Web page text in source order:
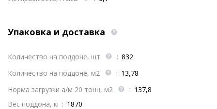
Упаковка и доставка
Количество на поддоне, шт : 832
Количество на поддоне, м2
: 13,78
Норма загрузки а/м 20 тонн, м2
: 137,8
Вес поддона, кг : 1870